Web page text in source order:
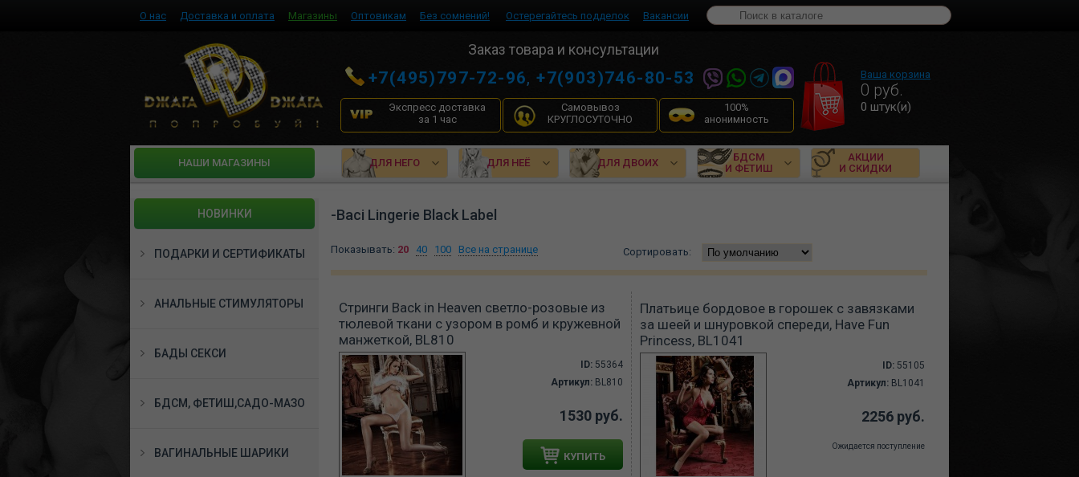
О нас Доставка и оплата Магазины Оптовикам Без сомнений! Остерегайтесь подделок Вакансии
Заказ товара и консультации
+7(495)797-72-96,+7(903)746-80-53
Экспресс доставка
за 1 час
Самовывоз
КРУГЛОСУТОЧНО
100%
анонимность
Ваша корзина
0 руб.
0 штук(и)
HАШИ МАГАЗИНЫ ДЛЯ НЕГО ДЛЯ НЕЁ ДЛЯ ДВОИХ
БДСМ
И ФЕТИШ
АКЦИИ
И СКИДКИ
НОВИНКИ
ПОДАРКИ И СЕРТИФИКАТЫ
АНАЛЬНЫЕ СТИМУЛЯТОРЫ
БАДЫ СЕКСИ
БДСМ, ФЕТИШ,САДО-МАЗО
ВАГИНАЛЬНЫЕ ШАРИКИ
-Baci Lingerie Black Label
Показывать: 20 40 100 Все на странице Сортировать:
Стринги Back in Heaven светло-розовые из
тюлевой ткани с узором в ромб и кружевной
манжеткой, BL810
ID: 55364
Артикул: BL810
1530 руб.
КУПИТЬ
Платьице бордовое в горошек с завязками
за шеей и шнуровкой спереди, Have Fun
Princess, BL1041
ID: 55105
Артикул: BL1041
2256 руб.
Ожидается поступление